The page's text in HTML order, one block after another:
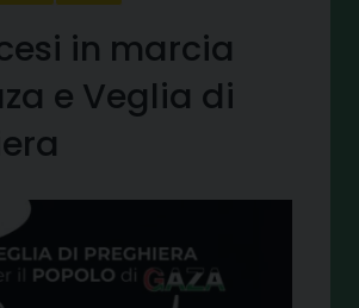
in marcia
e Veglia di